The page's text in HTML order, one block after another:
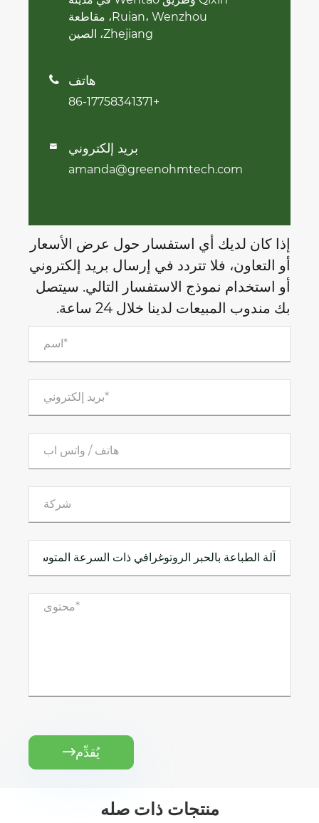
Ruian، Wenzhou، مقاطعة
Zhejiang، الصين
 هاتف
+86-17758341371
 بريد إلكتروني
amanda@greenohmtech.com
إذا كان لديك أي استفسار حول عرض الأسعار
أو التعاون، فلا تتردد في إرسال بريد إلكتروني
أو استخدام نموذج الاستفسار التالي. سيتصل
بك مندوب المبيعات لدينا خلال 24 ساعة.
يُقدِّم
منتجات ذات صله